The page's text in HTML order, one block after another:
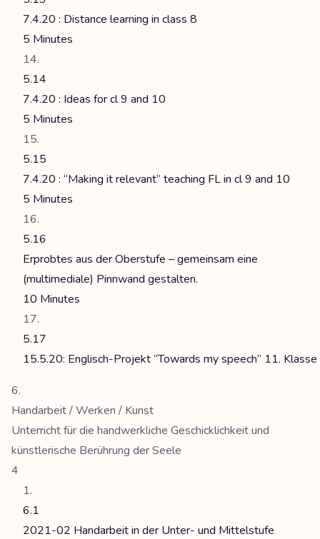
7.4.20 : Distance learning in class 8
5 Minutes
5.14
7.4.20 : Ideas for cl 9 and 10
5 Minutes
5.15
7.4.20 : “Making it relevant” teaching FL in cl 9 and 10
5 Minutes
5.16
Erprobtes aus der Oberstufe – gemeinsam eine
(multimediale) Pinnwand gestalten.
10 Minutes
5.17
15.5.20: Englisch-Projekt “Towards my speech” 11. Klasse
Handarbeit / Werken / Kunst
Unterricht für die handwerkliche Geschicklichkeit und
künstlerische Berührung der Seele
4
6.1
2021-02 Handarbeit in der Unter- und Mittelstufe